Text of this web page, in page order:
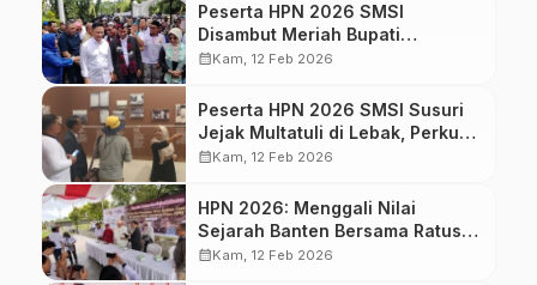
Peserta HPN 2026 SMSI
Disambut Meriah Bupati
Pandeglang dan Wakil Gubernur
calendar_monthKam, 12 Feb 2026
Peserta HPN 2026 SMSI Susuri
Jejak Multatuli di Lebak, Perkuat
Nilai Kemanusiaan dalam
calendar_monthKam, 12 Feb 2026
HPN 2026: Menggali Nilai
Sejarah Banten Bersama Ratusan
Pengusaha Media SMSI
calendar_monthKam, 12 Feb 2026